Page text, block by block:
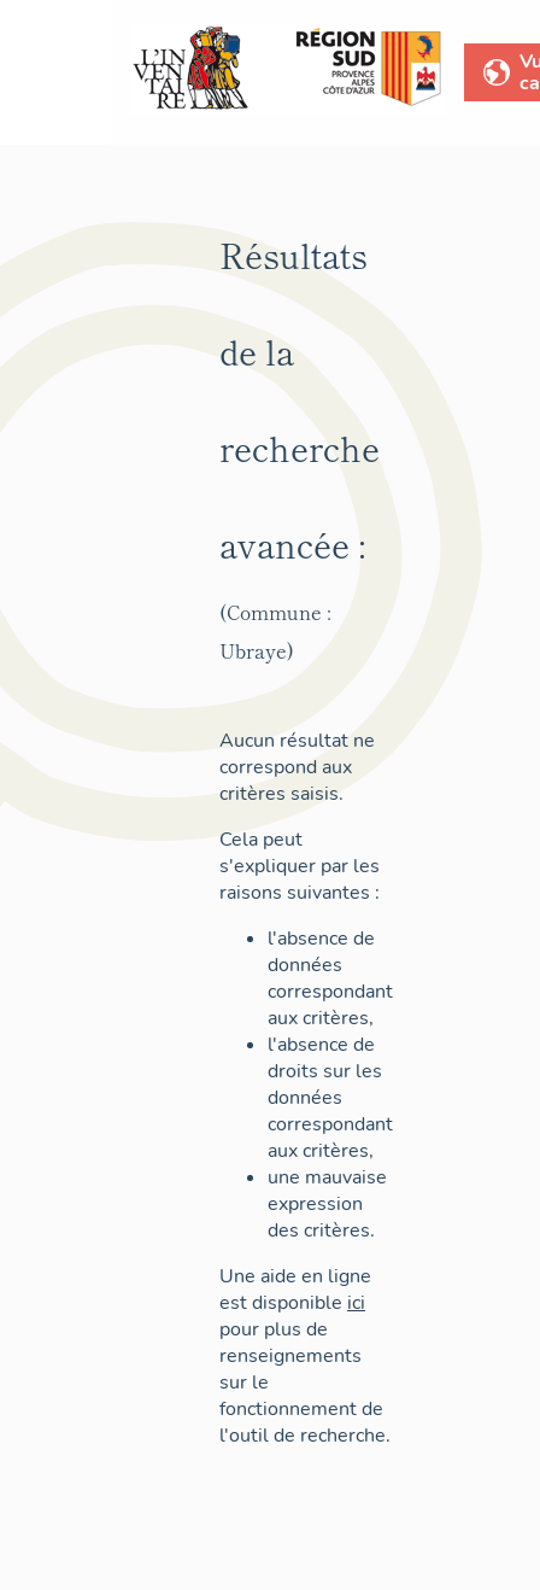
Résultats
de la
recherche
avancée :
(Commune :
Ubraye)
Aucun résultat ne
correspond aux
critères saisis.
Cela peut
s'expliquer par les
raisons suivantes :
l'absence de
données
correspondant
aux critères,
l'absence de
droits sur les
données
correspondant
aux critères,
une mauvaise
expression
des critères.
Une aide en ligne
est disponible ici
pour plus de
renseignements
sur le
fonctionnement de
l'outil de recherche.